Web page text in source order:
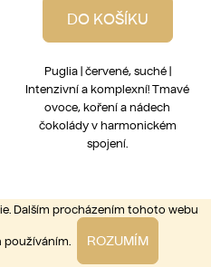
Dalším procházením tohoto webu
používáním. ROZUMÍM
DO KOŠÍKU
Puglia | červené, suché |
Intenzivní a komplexní! Tmavé
ovoce, koření a nádech
čokolády v harmonickém
spojení.
DALŠÍCH